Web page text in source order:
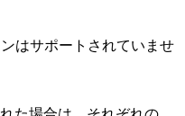
はサポートされていませ